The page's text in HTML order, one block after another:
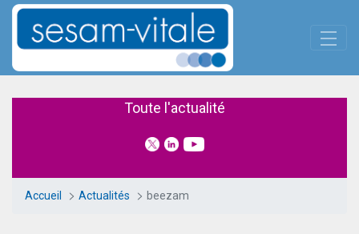
Saut au contenu principal
Toute l'actualité
Accueil Actualités beezam
Panneau de gestion des cookies